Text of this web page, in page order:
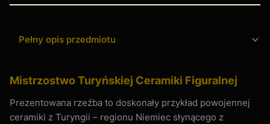
Pełny opis przedmiotu
Mistrzostwo Turyńskiej Ceramiki Figuralnej
Prezentowana rzeźba to doskonały przykład powojennej
ceramiki z Turyngii – regionu Niemiec słynącego z